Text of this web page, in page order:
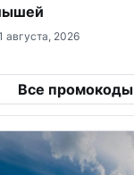
августа, 2026
Все промокоды